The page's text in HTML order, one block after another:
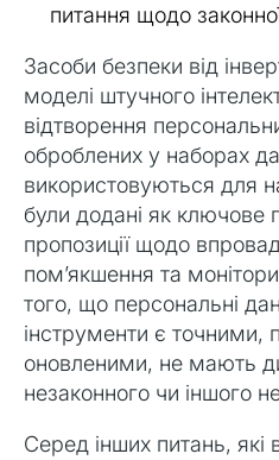
питання щодо
Засоби безпеки від
моделі штучного
відтворення
оброблених у наборах
використовуються для
були додані як ключове
пропозиції щодо
пом’якшення та
того, що персональні
інструменти є точними,
оновленими, не мають
незаконного чи іншого
Серед інших питань, які